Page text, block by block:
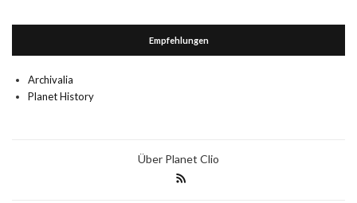
Empfehlungen
Archivalia
Planet History
Über Planet Clio